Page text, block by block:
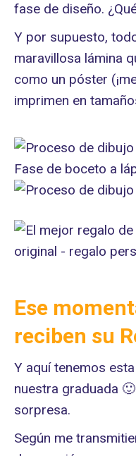
fase de diseño.
Y por supuesto,
maravillosa lámina
como un póster
imprimen en
Ese
reciben su
Y aquí tenemos
nuestra graduada
sorpresa.
Según me